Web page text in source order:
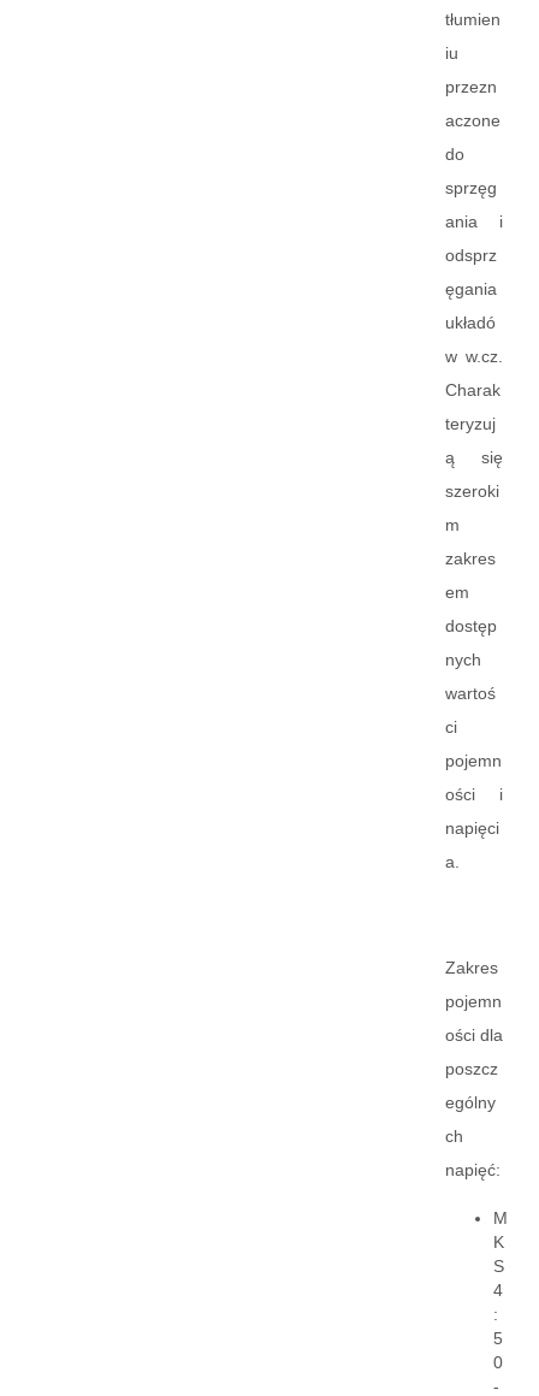
tłumien
iu
przezn
aczone
do
sprzęg
ania i
odsprz
ęgania
układó
w w.cz.
Charak
teryzuj
ą się
szeroki
m
zakres
em
dostęp
nych
wartoś
ci
pojemn
ości i
napięci
a.
Zakres
pojemn
ości dla
poszcz
ególny
ch
napięć:
M
K
S
4
:
5
0
-